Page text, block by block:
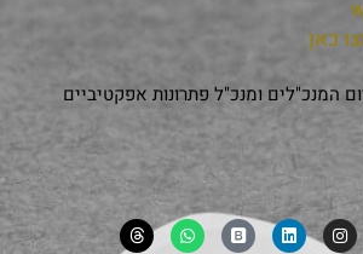
כאן
המנכ"לים ומנכ"ל פתרונות אפקטיביים